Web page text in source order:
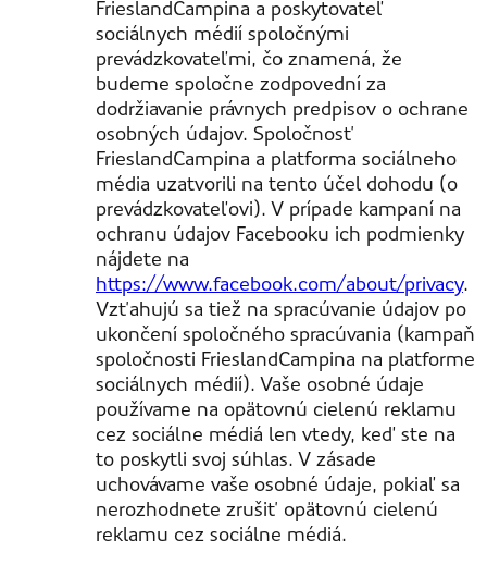
FrieslandCampina a poskytovateľ
sociálnych médií spoločnými
prevádzkovateľmi, čo znamená, že
budeme spoločne zodpovední za
dodržiavanie právnych predpisov o ochrane
osobných údajov. Spoločnosť
FrieslandCampina a platforma sociálneho
média uzatvorili na tento účel dohodu (o
prevádzkovateľovi). V prípade kampaní na
ochranu údajov Facebooku ich podmienky
nájdete na
https://www.facebook.com/about/privacy.
Vzťahujú sa tiež na spracúvanie údajov po
ukončení spoločného spracúvania (kampaň
spoločnosti FrieslandCampina na platforme
sociálnych médií). Vaše osobné údaje
používame na opätovnú cielenú reklamu
cez sociálne médiá len vtedy, keď ste na
to poskytli svoj súhlas. V zásade
uchovávame vaše osobné údaje, pokiaľ sa
nerozhodnete zrušiť opätovnú cielenú
reklamu cez sociálne médiá.